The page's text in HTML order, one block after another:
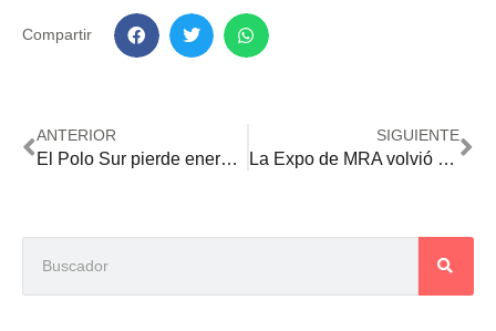
Compartir
ANTERIOR
El Polo Sur pierde energía y disminuye el riesgo de heladas en Paraguay
SIGUIENTE
La Expo de MRA volvió a abrir sus portones y arrancó la mayor fiesta del trabajo del país